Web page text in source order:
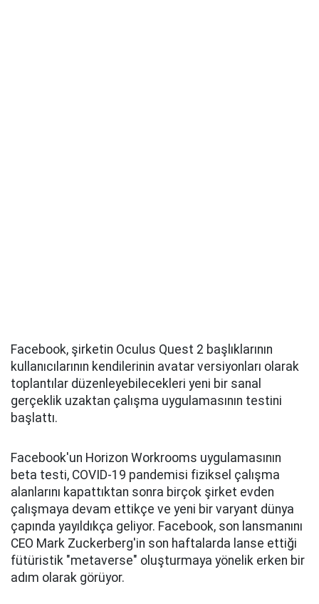
Facebook, şirketin Oculus Quest 2 başlıklarının
kullanıcılarının kendilerinin avatar versiyonları olarak
toplantılar düzenleyebilecekleri yeni bir sanal
gerçeklik uzaktan çalışma uygulamasının testini
başlattı.
Facebook'un Horizon Workrooms uygulamasının
beta testi, COVID-19 pandemisi fiziksel çalışma
alanlarını kapattıktan sonra birçok şirket evden
çalışmaya devam ettikçe ve yeni bir varyant dünya
çapında yayıldıkça geliyor. Facebook, son lansmanını
CEO Mark Zuckerberg'in son haftalarda lanse ettiği
fütüristik "metaverse" oluşturmaya yönelik erken bir
adım olarak görüyor.